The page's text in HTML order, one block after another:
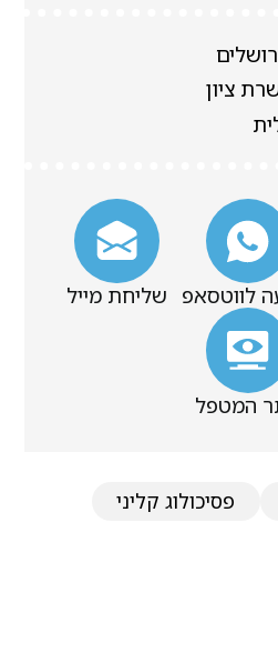
לווטסאפ שליחת מייל
המטפל
פסיכולוג קליני